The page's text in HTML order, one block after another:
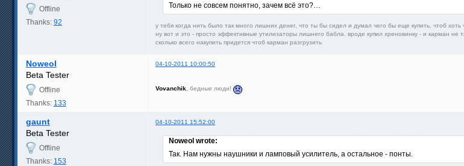
Offline
Thanks: 92
Только не совсем понятно, зачем всё это?…
у тебя когда нить было так много лишних денег, что ты бы сидел и думал чего бы еще купить, чтоб хоть
ну вот и это - просто эффективные утилизаторы лишнего бабла. вроде купил хреновинку - и карман не
сколько всего накупить придется чтоб карман разгрузить
Noweol 04-10-2011 10:00:50
Beta Tester
Offline
Thanks: 133
Vovanchik , бедные люди!
gaunt 04-10-2011 15:52:00
Beta Tester
Offline
Thanks: 153
Noweol wrote:
Так. Нам нужны наушники и ламповый усилитель, а остальное - понты.